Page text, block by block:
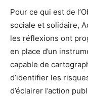
Pour ce qui est de
sociale et solidaire,
les réflexions ont
en place d’un
capable de
d’identifier les
d’éclairer l’action